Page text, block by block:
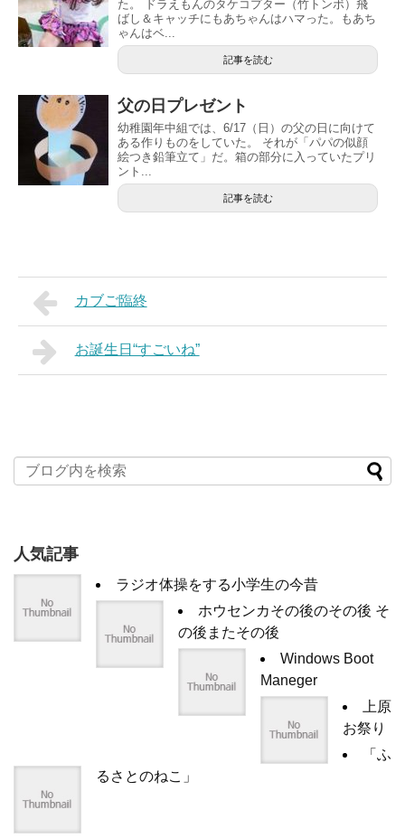
た。 ドラえもんのタケコプター（竹トンボ）飛
ばし＆キャッチにもあちゃんはハマった。もあち
ゃんはベ...
記事を読む
父の日プレゼント
幼稚園年中組では、6/17（日）の父の日に向けて
ある作りものをしていた。 それが「パパの似顔
絵つき鉛筆立て」だ。箱の部分に入っていたプリ
ント...
記事を読む
カブご臨終
お誕生日“すごいね”
人気記事
ラジオ体操をする小学生の今昔
ホウセンカその後のその後 そ
の後またその後
Windows Boot
Maneger
上原
お祭り
「ふ
るさとのねこ」